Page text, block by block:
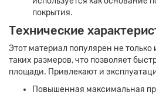
покрытия.
Технические
Этот материал популярен не
таких размеров, что позволяет
площади. Привлекают и
Повышенная максимальная